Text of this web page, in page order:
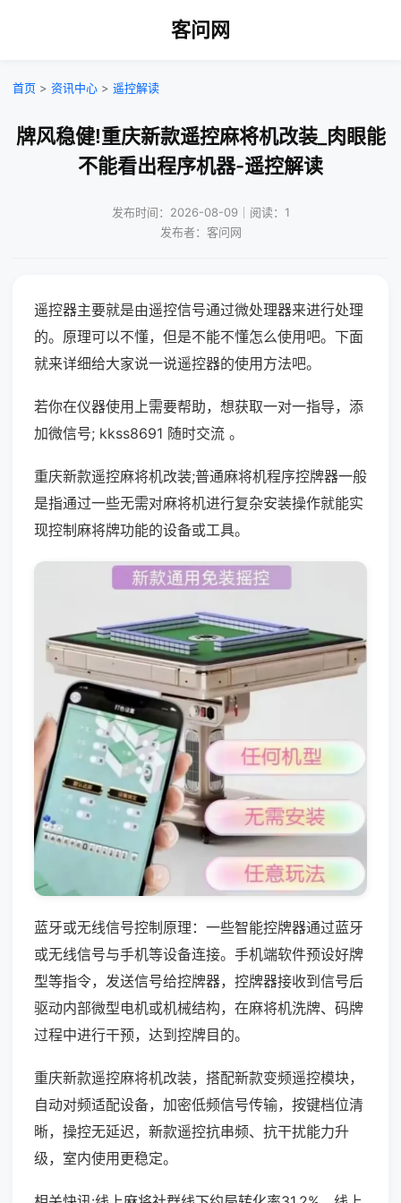
客问网
首页 > 资讯中心 > 遥控解读
牌风稳健!重庆新款遥控麻将机改装_肉眼能
不能看出程序机器-遥控解读
发布时间：2026-08-09｜阅读：1
发布者：客问网
遥控器主要就是由遥控信号通过微处理器来进行处理
的。原理可以不懂，但是不能不懂怎么使用吧。下面
就来详细给大家说一说遥控器的使用方法吧。
若你在仪器使用上需要帮助，想获取一对一指导，添
加微信号; kkss8691 随时交流 。
重庆新款遥控麻将机改装;普通麻将机程序控牌器一般
是指通过一些无需对麻将机进行复杂安装操作就能实
现控制麻将牌功能的设备或工具。
蓝牙或无线信号控制原理：一些智能控牌器通过蓝牙
或无线信号与手机等设备连接。手机端软件预设好牌
型等指令，发送信号给控牌器，控牌器接收到信号后
驱动内部微型电机或机械结构，在麻将机洗牌、码牌
过程中进行干预，达到控牌目的。
重庆新款遥控麻将机改装，搭配新款变频遥控模块，
自动对频适配设备，加密低频信号传输，按键档位清
晰，操控无延迟，新款遥控抗串频、抗干扰能力升
级，室内使用更稳定。